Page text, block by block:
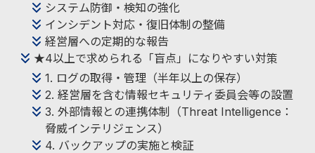
システム防御・検知の強化
インシデント対応・復旧体制の整備
経営層への定期的な報告
★4以上で求められる「盲点」になりやすい対策
1. ログの取得・管理（半年以上の保存）
2. 経営層を含む情報セキュリティ委員会等の設置
3. 外部情報との連携体制（Threat Intelligence：
脅威インテリジェンス）
4. バックアップの実施と検証